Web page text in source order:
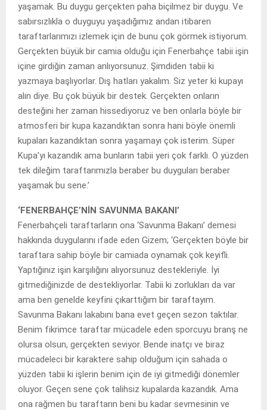
yaşamak. Bu duygu gerçekten paha biçilmez bir duygu. Ve
sabırsızlıkla o duyguyu yaşadığımız andan itibaren
taraftarlarımızı izlemek için de bunu çok görmek istiyorum.
Gerçekten büyük bir camia olduğu için Fenerbahçe tabii işin
içine girdiğin zaman anlıyorsunuz. Şimdiden tabii ki
yazmaya başlıyorlar. Dış hatları yakalım. Siz yeter ki kupayı
alın diye. Bu çok büyük bir destek. Gerçekten onların
desteğini her zaman hissediyoruz ve ben onlarla böyle bir
atmosferi bir kupa kazandıktan sonra hani böyle önemli
kupaları kazandıktan sonra yaşamayı çok isterim. Süper
Kupa’yı kazandık ama bunların tabii yeri çok farklı. O yüzden
tek dileğim taraftarımızla beraber bu duyguları beraber
yaşamak bu sene.’
‘FENERBAHÇE’NİN SAVUNMA BAKANI’
Fenerbahçeli taraftarların ona ‘Savunma Bakanı’ demesi
hakkında duygularını ifade eden Gizem; ‘Gerçekten böyle bir
taraftara sahip böyle bir camiada oynamak çok keyifli.
Yaptığınız işin karşılığını alıyorsunuz destekleriyle. İyi
gitmediğinizde de destekliyorlar. Tabii ki zorlukları da var
ama ben genelde keyfini çıkarttığım bir taraftayım.
Savunma Bakanı lakabını bana evet geçen sezon taktılar.
Benim fikrimce taraftar mücadele eden sporcuyu branş ne
olursa olsun, gerçekten seviyor. Bende inatçı ve biraz
mücadeleci bir karaktere sahip olduğum için sahada o
yüzden tabii ki işlerin benim için de iyi gitmediği dönemler
oluyor. Geçen sene çok talihsiz kupalarda kazandık. Ama
ona rağmen bu taraftarın beni bu kadar sevmesinin ve